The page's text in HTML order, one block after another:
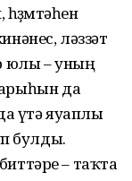
ләззәт
юлы – уның
да
үтә яуаплы
булды.
– таҡта